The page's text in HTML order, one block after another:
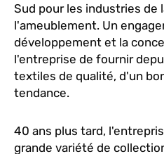
Sud pour les industries de
l'ameublement. Un
développement et la
l'entreprise de fournir
textiles de qualité, d'un
tendance.
40 ans plus tard,
grande variété de